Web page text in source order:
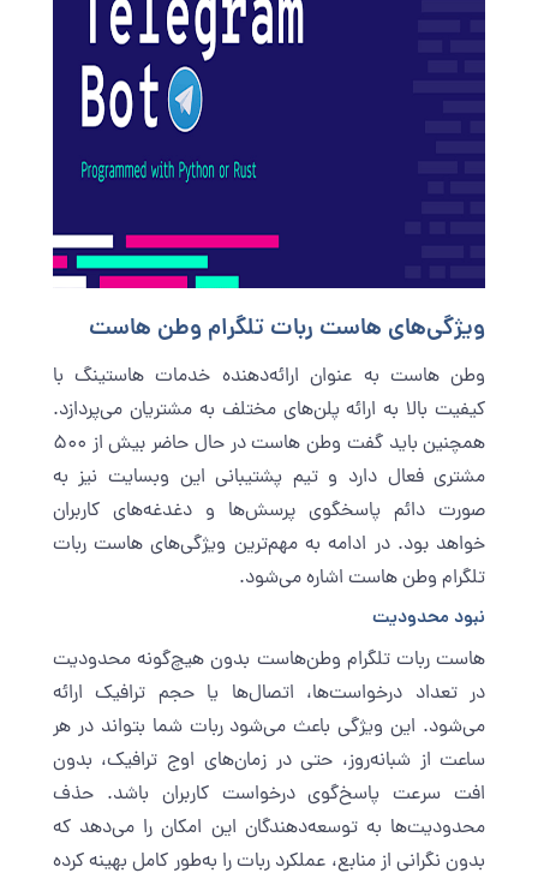
ویژگی‌های هاست ربات تلگرام وطن هاست
وطن هاست به عنوان ارائه‌دهنده خدمات هاستینگ با
کیفیت بالا به ارائه پلن‌های مختلف به مشتریان می‌پردازد.
همچنین باید گفت وطن هاست
در حال حاضر بیش از 500
مشتری فعال دارد و تیم پشتیبانی این وبسایت نیز به
صورت دائم پاسخگوی پرسش‌ها و دغدغه‌های کاربران
خواهد بود. در ادامه به مهم‌ترین ویژگی‌های هاست ربات
تلگرام وطن هاست اشاره می‌شود.
نبود محدودیت
هاست ربات تلگرام وطن‌هاست بدون هیچ‌گونه محدودیت
در تعداد درخواست‌ها، اتصال‌ها یا حجم ترافیک ارائه
می‌شود. این ویژگی باعث می‌شود ربات شما بتواند در هر
ساعت از شبانه‌روز، حتی در زمان‌های اوج ترافیک، بدون
افت سرعت پاسخ‌گوی درخواست کاربران باشد. حذف
محدودیت‌ها به توسعه‌دهندگان این امکان را می‌دهد که
بدون نگرانی از منابع، عملکرد ربات را به‌طور کامل بهینه کرده